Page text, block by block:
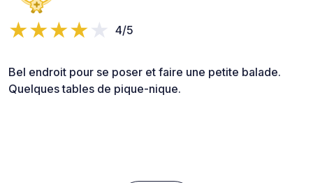
4/5
Bel endroit pour se poser et faire une petite balade.
Quelques tables de pique-nique.